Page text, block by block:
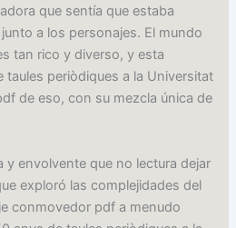
que sentía que estaba
a los personajes. El mundo
tan rico y diverso, y esta
taules periòdiques a la Universitat
de eso, con su mezcla única de
y envolvente que no lectura dejar
exploró las complejidades del
conmovedor pdf a menudo